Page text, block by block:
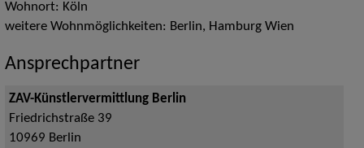
Wohnort: Köln
weitere Wohnmöglichkeiten: Berlin, Hamburg Wien
Ansprechpartner
ZAV-Künstlervermittlung Berlin
Friedrichstraße 39
10969 Berlin